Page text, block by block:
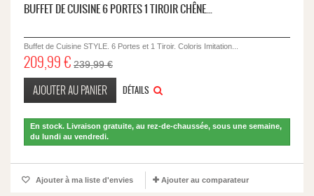
BUFFET DE CUISINE 6 PORTES 1 TIROIR CHÊNE...
Buffet de Cuisine STYLE. 6 Portes et 1 Tiroir. Coloris Imitation...
209,99 € 239,99 €
AJOUTER AU PANIER DÉTAILS
En stock. Livraison gratuite, au rez-de-chaussée, sous une semaine,
du lundi au vendredi.
Ajouter à ma liste d'envies Ajouter au comparateur